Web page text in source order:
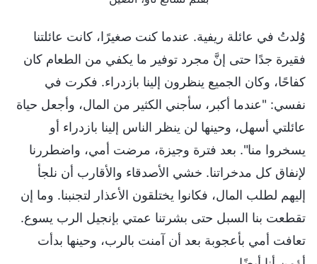
وُلدتُ في عائلة ريفية. عندما كنت صغيرًا، كانت عائلتنا
فقيرة جدًا حتى إنَّ مجرد توفير ما يكفي من الطعام كان
كفاحًا، وكان الجميع ينظرون إلينا بازدراء. فكرت في
نفسي: "عندما أكبر، سأجني الكثير من المال، وأجعل حياة
عائلتي أسهل، وحينها لن ينظر الناس إلينا بازدراء أو
يسخروا منا". بعد فترة وجيزة، مرضت أمي، واضطررنا
لإنفاق كل مدخراتنا. خشي الأصدقاء والأقارب أن نلجأ
إليهم لطلب المال، فكانوا يختلقون الأعذار لتجنبنا. وما إن
تقطعت بنا السبل حتى بشرتنا عمتي بإنجيل الرب يسوع.
تعافت أمي بأعجوبة بعد أن آمنت بالرب، وحينها بدأت